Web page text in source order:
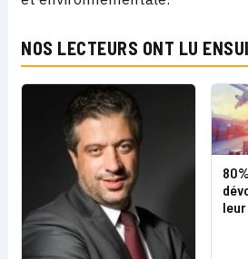
NOS LECTEURS ONT LU